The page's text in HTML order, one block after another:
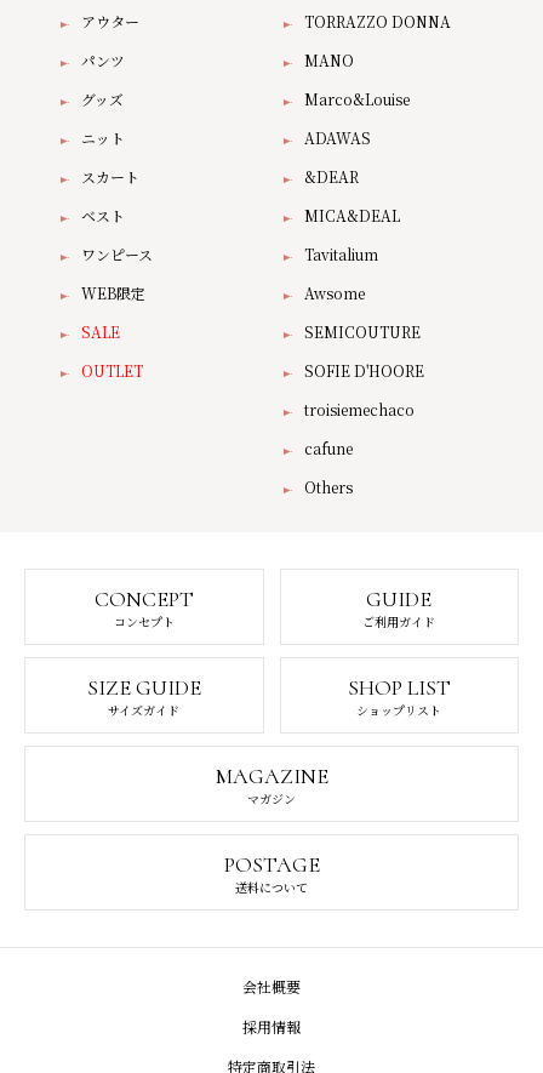
アウター
パンツ
グッズ
ニット
スカート
ベスト
ワンピース
WEB限定
SALE
OUTLET
TORRAZZO DONNA
MANO
Marco&Louise
ADAWAS
&DEAR
MICA&DEAL
Tavitalium
Awsome
SEMICOUTURE
SOFIE D'HOORE
troisiemechaco
cafune
Others
CONCEPT
コンセプト
GUIDE
ご利用ガイド
SIZE GUIDE
サイズガイド
SHOP LIST
ショップリスト
MAGAZINE
マガジン
POSTAGE
送料について
会社概要
採用情報
特定商取引法